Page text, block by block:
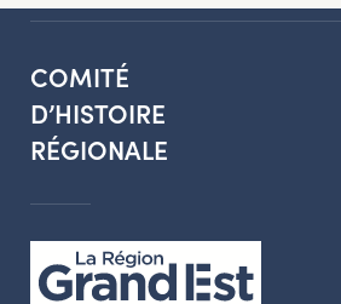
COMITÉ
D’HISTOIRE
RÉGIONALE